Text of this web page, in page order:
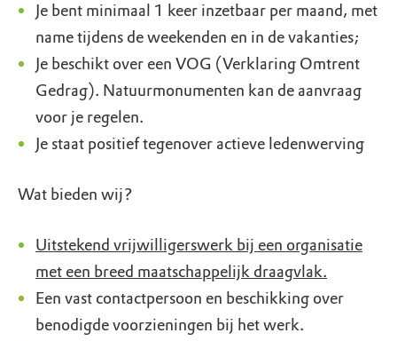
Je bent minimaal 1 keer inzetbaar per maand, met
name tijdens de weekenden en in de vakanties;
Je beschikt over een VOG (Verklaring Omtrent
Gedrag). Natuurmonumenten kan de aanvraag
voor je regelen.
Je staat positief tegenover actieve ledenwerving
Wat bieden wij?
Uitstekend vrijwilligerswerk bij een organisatie
met een breed maatschappelijk draagvlak.
Een vast contactpersoon en beschikking over
benodigde voorzieningen bij het werk.